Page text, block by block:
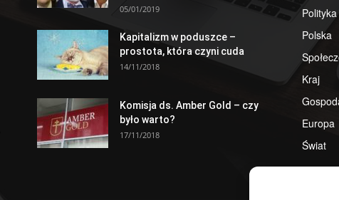
05/01/2019
Kapitalizm w poduszce –
prostota, która czyni cuda
14/11/2018
Komisja ds. Amber Gold – czy
było warto?
17/11/2018
Polityka
Polska
Kraj
Europa
Świat